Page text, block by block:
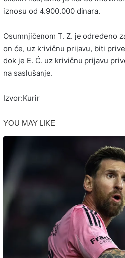
iznosu od 4.900.000 dinara.
Osumnjičenom T. Z. je određeno
on će, uz krivičnu prijavu, biti
dok je E. Ć. uz krivičnu prijavu
na saslušanje.
Izvor:Kurir